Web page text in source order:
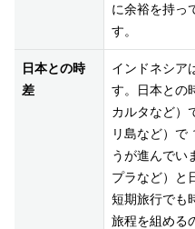
に余裕を持っ
す。
日本との時
差
インドネシア
す。日本との
カルタなど）
リ島など）
うが進んでい
プラなど）と
短期旅行でも
旅程を組める